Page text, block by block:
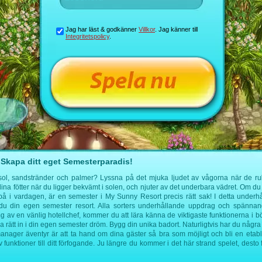
ditt eget Semesterparadis!
sandstränder och palmer? Lyssna på det mjuka ljudet av vågorna när de
fötter när du ligger bekvämt i solen, och njuter av det underbara vädret. Om
i vardagen, är en semester i My Sunny Resort precis rätt sak! I detta
din egen semester resort. Alla sorters underhållande uppdrag och
av en vänlig hotellchef, kommer du att lära känna de viktigaste funktionerna i
rätt in i din egen semester dröm. Bygg din unika badort. Naturligtvis har du
äventyr är att ta hand om dina gäster så bra som möjligt och bli en
funktioner till ditt förfogande. Ju längre du kommer i det här strand spelet, desto
Jag har läst & godkänner Villkor. Jag känner till
Integritetspolicy.